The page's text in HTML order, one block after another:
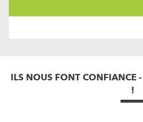
ILS NOUS FONT CONFIANCE
!